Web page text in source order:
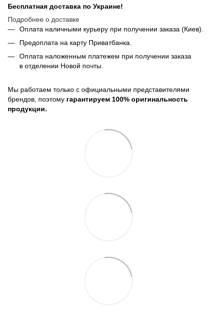
Бесплатная доставка по Украине!
Подробнее о доставке
Оплата наличными курьеру при получении заказа (Киев).
Предоплата на карту Приватбанка.
Оплата наложенным платежем при получении заказа
в отделении Новой почты.
Мы работаем только с официальными представителями
брендов, поэтому гарантируем 100% оригинальность
продукции.